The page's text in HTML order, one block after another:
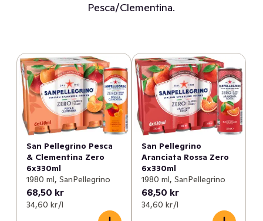
Pesca/Clementina.
San Pellegrino Pesca
& Clementina Zero
6x330ml
1980 ml, SanPellegrino
68,50 kr
34,60 kr /l
San Pellegrino
Aranciata Rossa Zero
6x330ml
1980 ml, SanPellegrino
68,50 kr
34,60 kr /l